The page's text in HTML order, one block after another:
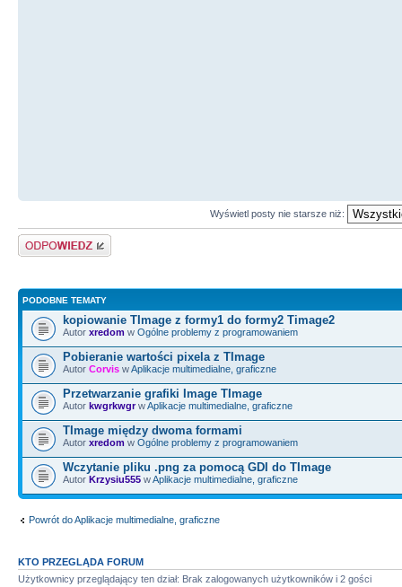
HorzScrollBar->
ScrollBox1
ScrollBox1
ScrollBox1->VertScrollBar->
}
----------------------------
void __fastcallTForm1::
*Sender, TMouseButton
intX,intY
{
bMove= false;
}
Wyświetl posty nie starsze niż:
Odpowiedz
PODOBNE TEMATY
kopiowanie TImage z formy1 do formy2 Timage2
Autor xredom w Ogólne problemy z programowaniem
Pobieranie wartości pixela z TImage
Autor Corvis wAplikacje multimedialne, graficzne
Przetwarzanie grafiki Image TImage
Autor kwgrkwgrwAplikacje multimedialne, graficzne
TImage między dwoma formami
Autor xredom w Ogólne problemy z programowaniem
Wczytanie pliku .png za pomocą GDI do TImage
Autor Krzysiu555 wAplikacje multimedialne, graficzne
Powrót do Aplikacje multimedialne, graficzne
KTO PRZEGLĄDA FORUM
Użytkownicy przeglądający ten dział: Brak zalogowanych użytkowników i 2 gości